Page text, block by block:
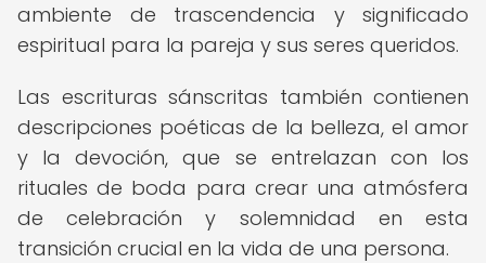
ambiente de trascendencia y significado
espiritual para la pareja y sus seres queridos.
Las escrituras sánscritas también contienen
descripciones poéticas de la belleza, el amor
y la devoción, que se entrelazan con los
rituales de boda para crear una atmósfera
de celebración y solemnidad en esta
transición crucial en la vida de una persona.